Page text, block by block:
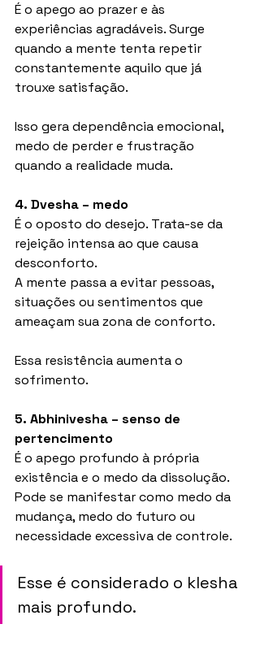
É o apego ao prazer e às
experiências agradáveis. Surge
quando a mente tenta repetir
constantemente aquilo que já
trouxe satisfação.
Isso gera dependência emocional,
medo de perder e frustração
quando a realidade muda.
4. Dvesha – medo
É o oposto do desejo. Trata-se da
rejeição intensa ao que causa
desconforto.
A mente passa a evitar pessoas,
situações ou sentimentos que
ameaçam sua zona de conforto.
Essa resistência aumenta o
sofrimento.
5. Abhinivesha – senso de
pertencimento
É o apego profundo à própria
existência e o medo da dissolução.
Pode se manifestar como medo da
mudança, medo do futuro ou
necessidade excessiva de controle.
Esse é considerado o klesha
mais profundo.